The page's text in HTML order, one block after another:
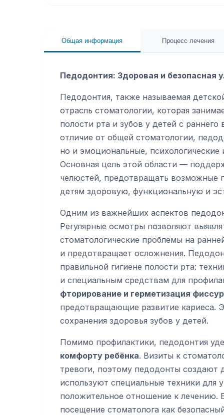
Общая информация Процесс лечения
Педодонтия: Здоровая и безопасная
Педодонтия, также называемая
отрасль стоматологии, которая
полости рта и зубов у детей с
отличие от общей стоматологии,
но и эмоциональные, психологические
Основная цель этой области —
челюстей, предотвращать возможные
детям здоровую, функциональную и
Одним из важнейших аспектов
Регулярные осмотры позволяют
стоматологические проблемы на
и предотвращает осложнения.
правильной гигиене полости рта:
и специальным средствам для
фторирование и герметизация фиссур
предотвращающие развитие кариеса.
сохранения здоровья зубов у детей.
Помимо профилактики, педодонтия
комфорту ребёнка. Визиты к
тревоги, поэтому педодонты
используют специальные техники
положительное отношение к лечению.
посещение стоматолога как